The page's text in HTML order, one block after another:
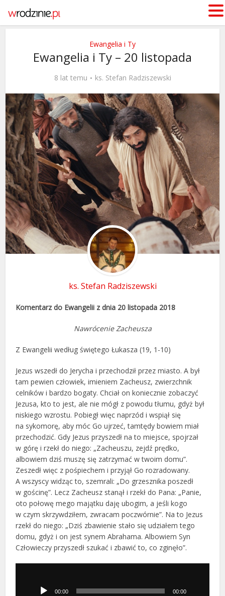
Ewangelia i Ty
Ewangelia i Ty – 20 listopada
8 lat temu ks. Stefan Radziszewski
ks. Stefan Radziszewski
Komentarz do Ewangelii z dnia 20 listopada 2018
Nawrócenie Zacheusza
Z Ewangelii według świętego Łukasza (19, 1-10)
Jezus wszedł do Jerycha i przechodził przez miasto. A był
tam pewien człowiek, imieniem Zacheusz, zwierzchnik
celników i bardzo bogaty. Chciał on koniecznie zobaczyć
Jezusa, kto to jest, ale nie mógł z powodu tłumu, gdyż był
niskiego wzrostu. Pobiegł więc naprzód i wspiął się
na sykomorę, aby móc Go ujrzeć, tamtędy bowiem miał
przechodzić. Gdy Jezus przyszedł na to miejsce, spojrzał
w górę i rzekł do niego: „Zacheuszu, zejdź prędko,
albowiem dziś muszę się zatrzymać w twoim domu”.
Zeszedł więc z pośpiechem i przyjął Go rozradowany.
A wszyscy widząc to, szemrali: „Do grzesznika poszedł
w gościnę”. Lecz Zacheusz stanął i rzekł do Pana: „Panie,
oto połowę mego majątku daję ubogim, a jeśli kogo
w czym skrzywdziłem, zwracam poczwórnie”. Na to Jezus
rzekł do niego: „Dziś zbawienie stało się udziałem tego
domu, gdyż i on jest synem Abrahama. Albowiem Syn
Człowieczy przyszedł szukać i zbawić to, co zginęło”.
dźwiękowych00:00 00:00